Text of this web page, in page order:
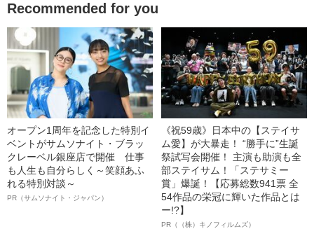
Recommended for you
オープン1周年を記念した特別イ
ベントがサムソナイト・ブラッ
クレーベル銀座店で開催 仕事
も人生も自分らしく～笑顔あふ
れる特別対談～
PR（サムソナイト・ジャパン）
《祝59歳》日本中の【ステイサ
ム愛】が大暴走！ “勝手に”生誕
祭試写会開催！ 主演も助演も全
部ステイサム！「ステサミー
賞」爆誕！【応募総数941票 全
54作品の栄冠に輝いた作品とは
ー!?】
PR（（株）キノフィルムズ）